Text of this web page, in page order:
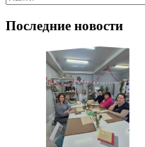
Последние новости